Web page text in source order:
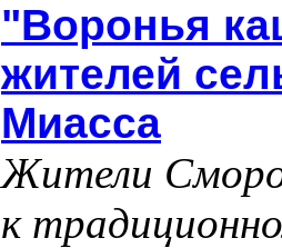
"Воронья
жителей
Миасса
Жители
к